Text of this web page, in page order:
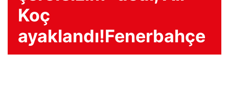
Koç
ayaklandı!Fenerbahçe